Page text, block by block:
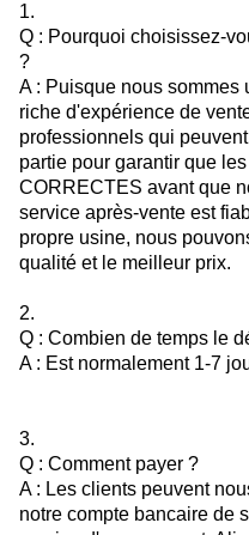
1.
Q : Pourquoi choisissez-
?
A : Puisque nous sommes
riche d'expérience de
professionnels qui
partie pour garantir que
CORRECTES avant que
service après-vente est
propre usine, nous
qualité et le meilleur prix.
2.
Q : Combien de temps le
A : Est normalement 1-7
3.
Q : Comment payer ?
A : Les clients peuvent
notre compte bancaire de